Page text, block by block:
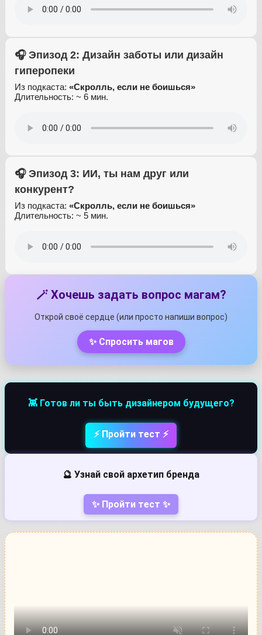
🎧 Эпизод 2: Дизайн заботы или дизайн
гиперопеки
Из подкаста: «Скролль, если не боишься»
Длительность: ~ 6 мин.
🎧 Эпизод 3: ИИ, ты нам друг или
конкурент?
Из подкаста: «Скролль, если не боишься»
Длительность: ~ 5 мин.
🪄 Хочешь задать вопрос магам?
Открой своё сердце (или просто напиши вопрос)
✨ Спросить магов
👾 Готов ли ты быть дизайнером будущего?
⚡ Пройти тест ⚡
🔮 Узнай свой архетип бренда
✨ Пройти тест ✨